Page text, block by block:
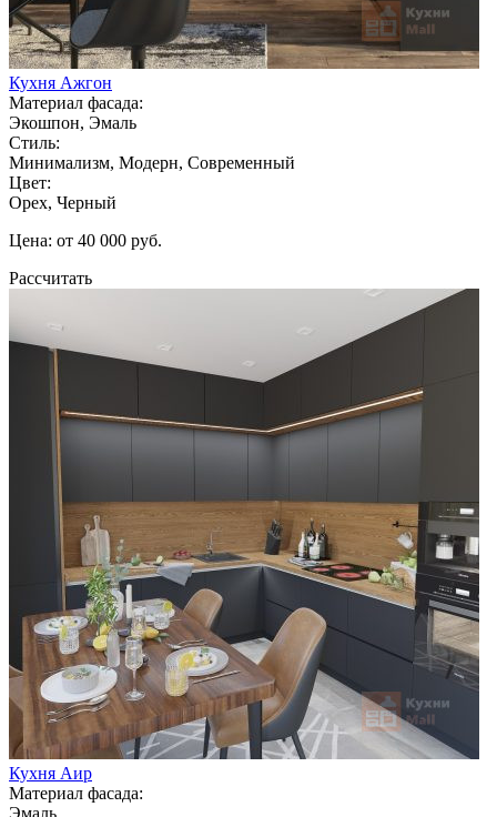
Кухня Ажгон
Материал фасада:
Экошпон, Эмаль
Стиль:
Минимализм, Модерн, Современный
Цвет:
Орех, Черный
Цена: от 40 000 руб.
Рассчитать
Кухня Аир
Материал фасада:
Эмаль